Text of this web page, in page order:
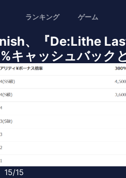
ランキング ゲーム
、『De:Lithe
キャッシュバック
15/15